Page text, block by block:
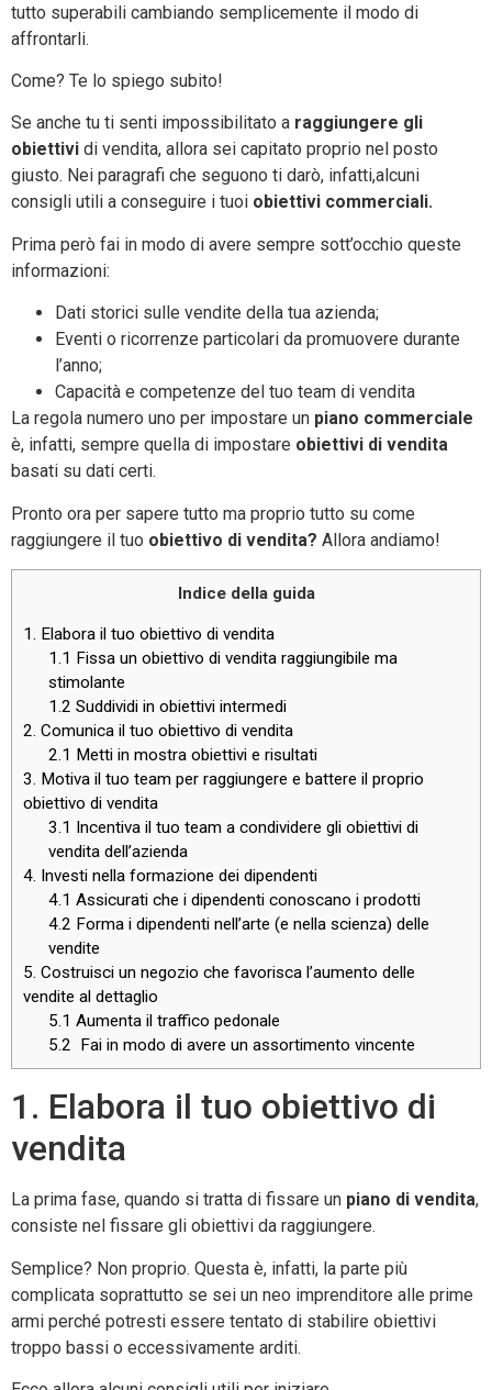
tutto superabili cambiando semplicemente il modo di
affrontarli.
Come? Te lo spiego subito!
Se anche tu ti senti impossibilitato a raggiungere gli
obiettivi di vendita, allora sei capitato proprio nel posto
giusto. Nei paragrafi che seguono ti darò, infatti,alcuni
consigli utili a conseguire i tuoi obiettivi commerciali.
Prima però fai in modo di avere sempre sott’occhio queste
informazioni:
Dati storici sulle vendite della tua azienda;
Eventi o ricorrenze particolari da promuovere durante
l’anno;
Capacità e competenze del tuo team di vendita
La regola numero uno per impostare un piano commerciale
è, infatti, sempre quella di impostare obiettivi di vendita
basati su dati certi.
Pronto ora per sapere tutto ma proprio tutto su come
raggiungere il tuo obiettivo di vendita? Allora andiamo!
Indice della guida
1. Elabora il tuo obiettivo di vendita
1.1 Fissa un obiettivo di vendita raggiungibile ma
stimolante
1.2 Suddividi in obiettivi intermedi
2. Comunica il tuo obiettivo di vendita
2.1 Metti in mostra obiettivi e risultati
3. Motiva il tuo team per raggiungere e battere il proprio
obiettivo di vendita
3.1 Incentiva il tuo team a condividere gli obiettivi di
vendita dell’azienda
4. Investi nella formazione dei dipendenti
4.1 Assicurati che i dipendenti conoscano i prodotti
4.2 Forma i dipendenti nell’arte (e nella scienza) delle
vendite
5. Costruisci un negozio che favorisca l’aumento delle
vendite al dettaglio
5.1 Aumenta il traffico pedonale
5.2 Fai in modo di avere un assortimento vincente
1. Elabora il tuo obiettivo di
vendita
La prima fase, quando si tratta di fissare un piano di vendita,
consiste nel fissare gli obiettivi da raggiungere.
Semplice? Non proprio. Questa è, infatti, la parte più
complicata soprattutto se sei un neo imprenditore alle prime
armi perché potresti essere tentato di stabilire obiettivi
troppo bassi o eccessivamente arditi.